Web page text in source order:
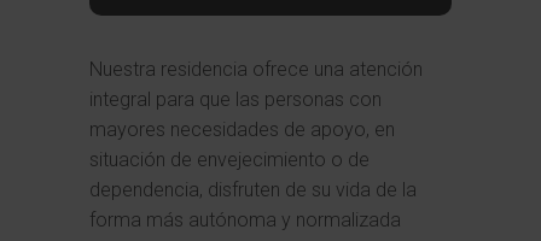
Nuestra residencia ofrece una atención
integral para que las personas con
mayores necesidades de apoyo, en
situación de envejecimiento o de
dependencia, disfruten de su vida de la
forma más autónoma y normalizada